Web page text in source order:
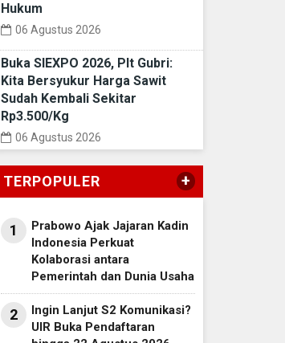
Hukum
06 Agustus 2026
Buka SIEXPO 2026, Plt Gubri:
Kita Bersyukur Harga Sawit
Sudah Kembali Sekitar
Rp3.500/Kg
06 Agustus 2026
TERPOPULER +
1
Prabowo Ajak Jajaran Kadin
Indonesia Perkuat
Kolaborasi antara
Pemerintah dan Dunia Usaha
2
Ingin Lanjut S2 Komunikasi?
UIR Buka Pendaftaran